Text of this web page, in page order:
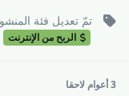
تمّ تعديل فئة
الربح من الإنترنت
3 أعوام لاحقا